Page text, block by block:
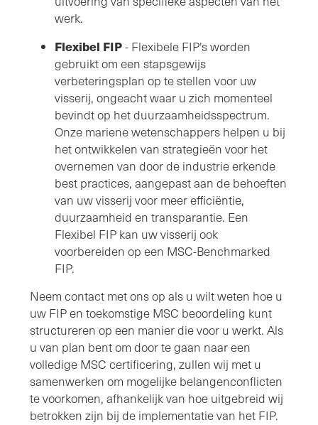
werk.
Flexibel FIP- Flexibele FIP's worden
gebruikt om een stapsgewijs
verbeteringsplan op te stellen voor uw
visserij, ongeacht waar u zich momenteel
bevindt op het duurzaamheidsspectrum.
Onze mariene wetenschappers helpen u bij
het ontwikkelen van strategieën voor het
overnemen van door de industrie erkende
best practices, aangepast aan de behoeften
van uw visserij voor meer efficiëntie,
duurzaamheid en transparantie. Een
Flexibel FIP kan uw visserij ook
voorbereiden op een MSC-Benchmarked
FIP.
Neem contact met ons op als u wilt weten hoe u
uw FIP en toekomstige MSC beoordeling kunt
structureren op een manier die voor u werkt. Als
u van plan bent om door te gaan naar een
volledige MSC certificering, zullen wij met u
samenwerken om mogelijke belangenconflicten
te voorkomen, afhankelijk van hoe uitgebreid wij
betrokken zijn bij de implementatie van het FIP.